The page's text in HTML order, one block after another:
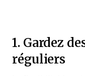
1. Gardez
réguliers